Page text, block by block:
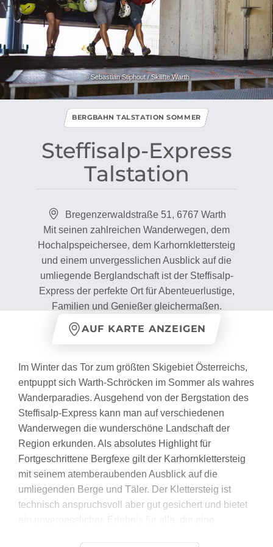
© Sebastian Stiphout / Skilifte Warth
Steffisalp​-​Express
Talstation
BERGBAHN TALSTATION SOMMER
Bregenzerwaldstraße 51, 6767 Warth
Mit seinen zahlreichen Wanderwegen, dem
Hochalpspeichersee, dem Karhornklettersteig
und einem unvergesslichen Ausblick auf die
umliegende Berglandschaft ist der Steffisalp-
Express der perfekte Ort für Abenteuerlustige,
Familien und Genießer gleichermaßen.
AUF KARTE ANZEIGEN
Im Winter das Tor zum größten Skigebiet Österreichs,
entpuppt sich Warth-Schröcken im Sommer als wahres
Wanderparadies. Ausgehend von der Bergstation des
Steffisalp-Express kann man auf verschiedenen
Wanderwegen die wunderschöne Landschaft der
Region erkunden. Als absolutes Highlight für
Fortgeschrittene Bergfexe gilt der Karhornklettersteig
mit seinem atemberaubenden Ausblick auf die
umliegenden Berge und Täler. Der Klettersteig ist
technisch anspruchsvoll aber gut gesichert und bietet